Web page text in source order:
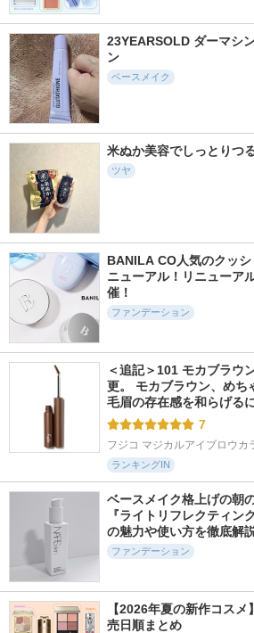
23YEARSOLD ダーマシ
ン
ベースメイク
米ぬか美容でしっとりつ
ツヤ
BANILA CO人気のクッ
ニューアル！リニューア
催！
ファンデーション
＜追記＞101 モカブラウ
更。 モカブラウン、めち
毛眉の存在感を和らげる
7
フジコ マジカルアイブロウカ
ランキングIN
ベースメイク格上げの朝
『ライトリフレクティン
の魅力や使い方を徹底解
ファンデーション
【2026年夏の新作コス
売日順まとめ